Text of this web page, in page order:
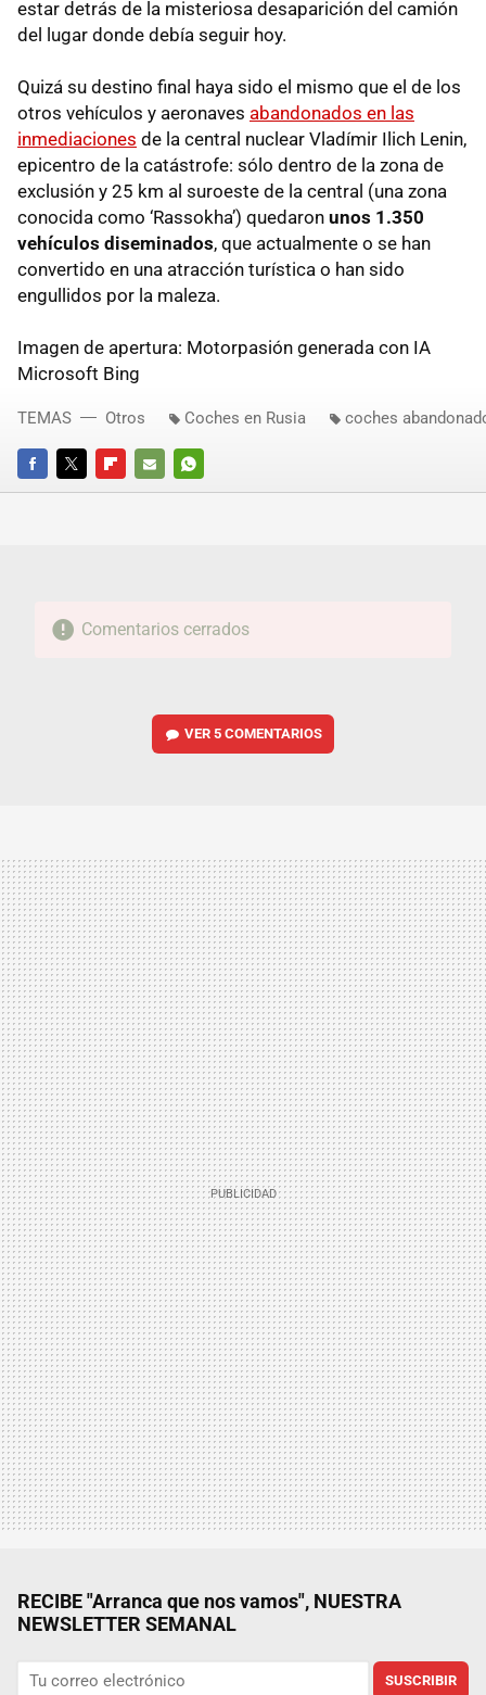
estar detrás de la misteriosa desaparición del camión
del lugar donde debía seguir hoy.
Quizá su destino final haya sido el mismo que el de los
otros vehículos y aeronaves abandonados en las
inmediaciones de la central nuclear Vladímir Ilich Lenin,
epicentro de la catástrofe: sólo dentro de la zona de
exclusión y 25 km al suroeste de la central (una zona
conocida como ‘Rassokha’) quedaron unos 1.350
vehículos diseminados, que actualmente o se han
convertido en una atracción turística o han sido
engullidos por la maleza.
Imagen de apertura: Motorpasión generada con IA
Microsoft Bing
FACEBOOKTWITTERFLIPBOARD
E-
WHATSAPP
TEMAS Otros Coches en Rusia coches
Comentarios cerrados
VER5 COMENTARIOS
RECIBE "Arranca que nos vamos", NUESTRA
NEWSLETTER SEMANAL
SUSCRIBIR